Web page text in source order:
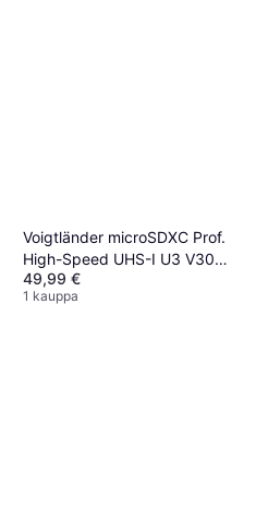
Voigtländer microSDXC Prof.
High-Speed UHS-I U3 V30
100/95 MB/s 128 GB
49,99 €
1 kauppa